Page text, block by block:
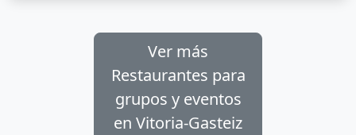
Ver más
Restaurantes para
grupos y eventos
en Vitoria-Gasteiz